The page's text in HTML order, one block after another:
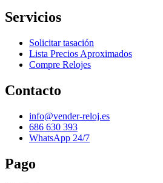
Servicios
Solicitar tasación
Lista Precios Aproximados
Compre Relojes
Contacto
info@vender-reloj.es
686 630 393
WhatsApp 24/7
Pago